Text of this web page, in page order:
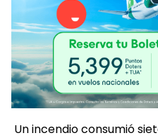
Un incendio consumió